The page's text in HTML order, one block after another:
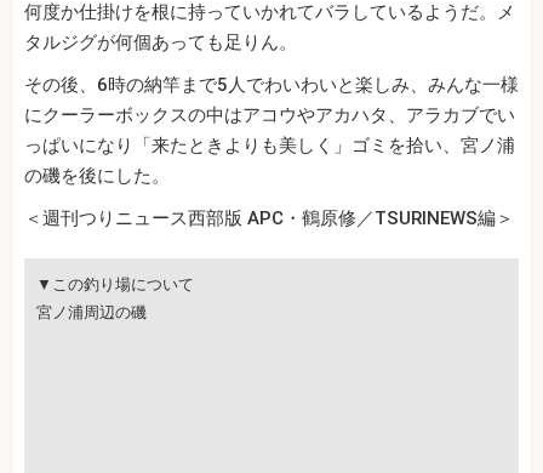
何度か仕掛けを根に持っていかれてバラしているようだ。メ
タルジグが何個あっても足りん。
その後、6時の納竿まで5人でわいわいと楽しみ、みんな一様
にクーラーボックスの中はアコウやアカハタ、アラカブでい
っぱいになり「来たときよりも美しく」ゴミを拾い、宮ノ浦
の磯を後にした。
＜週刊つりニュース西部版 APC・鶴原修／TSURINEWS編＞
▼この釣り場について
宮ノ浦周辺の磯